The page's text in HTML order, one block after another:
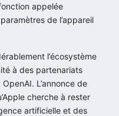
appelée
de l’appareil
l’écosystème
à des partenariats
L’annonce de
cherche à rester
artificielle et des